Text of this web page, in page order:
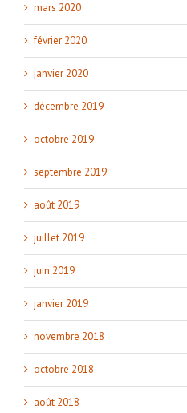
mars 2020
février 2020
janvier 2020
décembre 2019
octobre 2019
septembre 2019
août 2019
juillet 2019
juin 2019
janvier 2019
novembre 2018
octobre 2018
août 2018